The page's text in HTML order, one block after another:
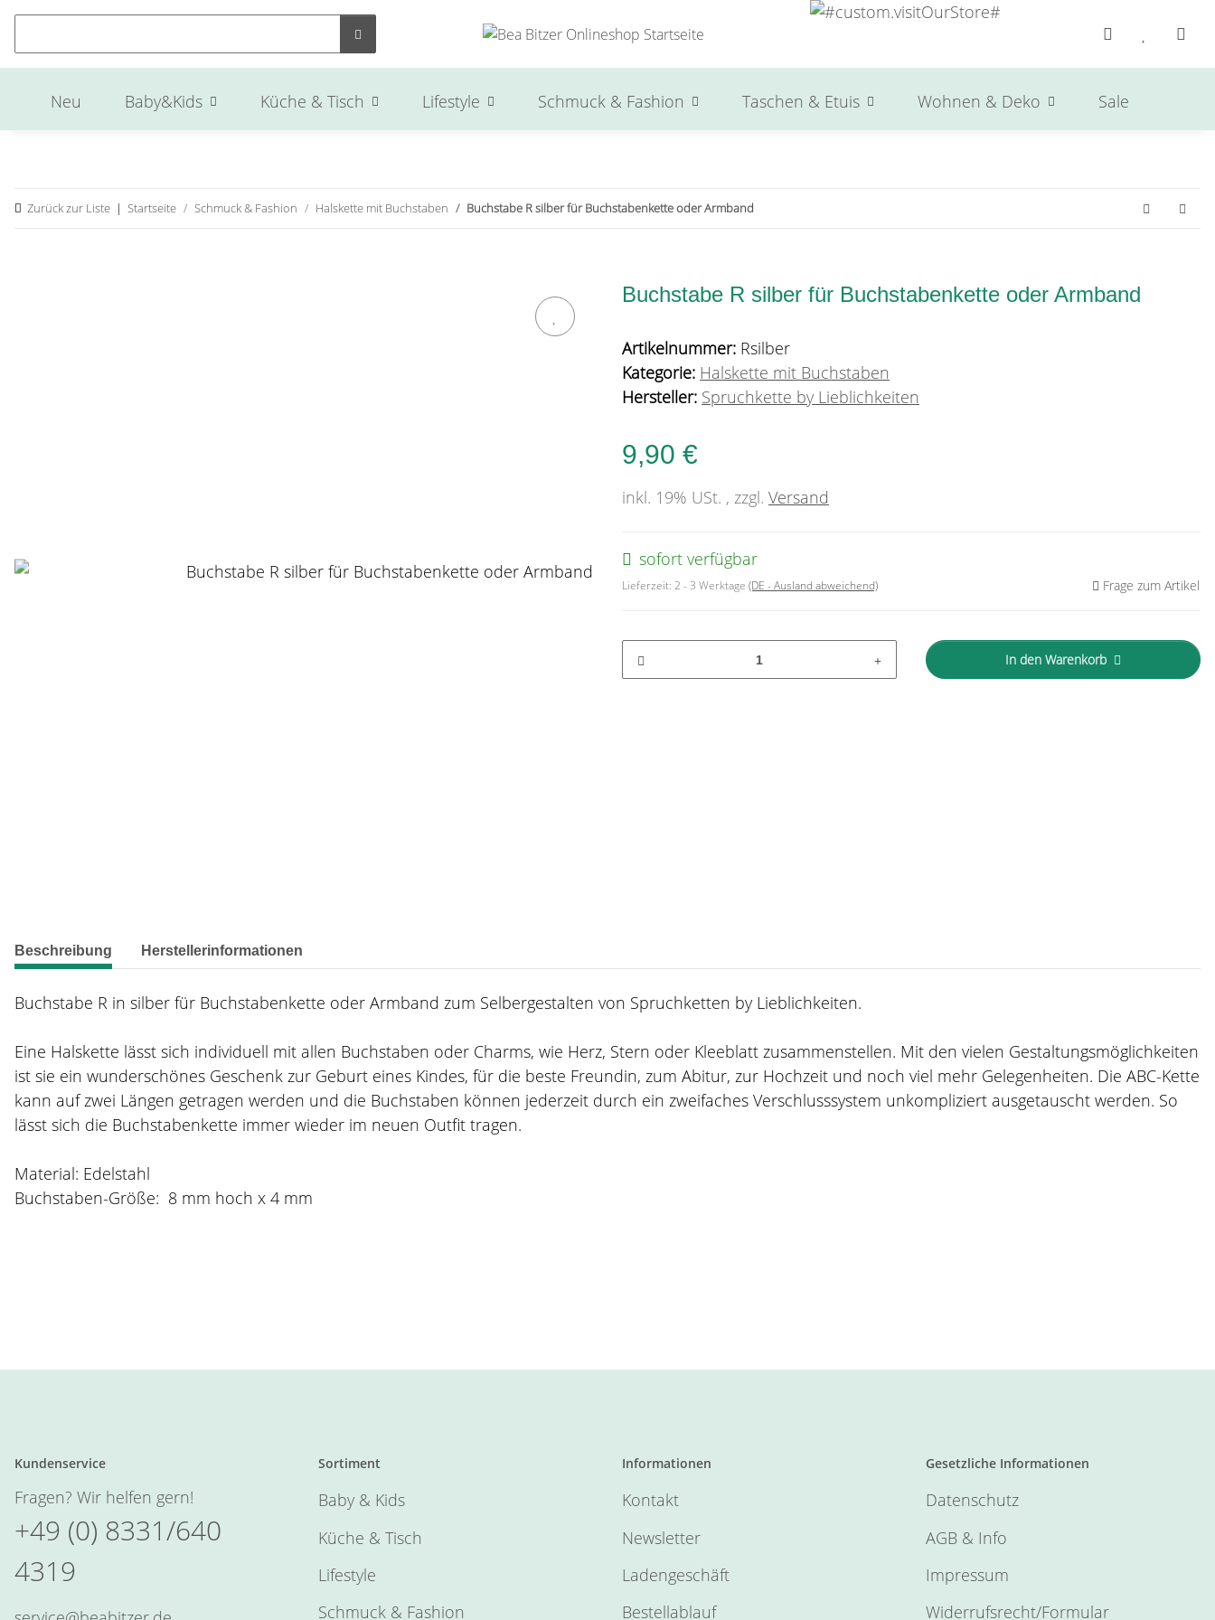
Neu Baby&Kids Küche & Tisch Lifestyle Schmuck & Fashion Taschen & Etuis Wohnen & Deko Sale
Zurück zur Liste Startseite Schmuck & Fashion Halskette mit Buchstaben Buchstabe R silber für Buchstabenkette oder Armband
Buchstabe R silber für Buchstabenkette oder Armband
Artikelnummer: Rsilber
Kategorie: Halskette mit Buchstaben
Hersteller: Spruchkette by Lieblichkeiten
9,90 €
inkl. 19% USt. , zzgl. Versand
sofort verfügbar
Lieferzeit: 2 - 3 Werktage (DE - Ausland abweichend) Frage zum Artikel
In den Warenkorb
weitere Registerkarten anzeigen
Beschreibung Herstellerinformationen
Buchstabe R in silber für Buchstabenkette oder Armband zum Selbergestalten von Spruchketten by Lieblichkeiten.
Eine Halskette lässt sich individuell mit allen Buchstaben oder Charms, wie Herz, Stern oder Kleeblatt zusammenstellen. Mit den vielen Gestaltungsmöglichkeiten
ist sie ein wunderschönes Geschenk zur Geburt eines Kindes, für die beste Freundin, zum Abitur, zur Hochzeit und noch viel mehr Gelegenheiten. Die ABC-Kette
kann auf zwei Längen getragen werden und die Buchstaben können jederzeit durch ein zweifaches Verschlusssystem unkompliziert ausgetauscht werden. So
lässt sich die Buchstabenkette immer wieder im neuen Outfit tragen.
Material: Edelstahl
Buchstaben-Größe: 8 mm hoch x 4 mm
Kundenservice
Fragen? Wir helfen gern!
+49 (0) 8331/640
4319
Sortiment
Baby & Kids
Küche & Tisch
Lifestyle
Schmuck & Fashion
Informationen
Kontakt
Newsletter
Ladengeschäft
Bestellablauf
Gesetzliche Informationen
Datenschutz
AGB & Info
Impressum
Widerrufsrecht/Formular